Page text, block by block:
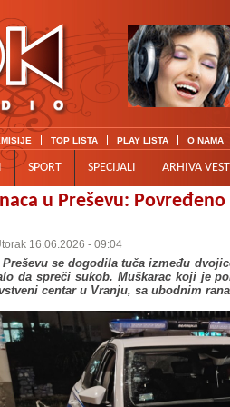
TOP LISTA PLAY LISTA O NAMA
SPORT SPECIJALI ARHIVA
u Preševu:
16.06.2026 - 09:04
se dogodila tuča između
da spreči sukob. Muškarac koji je
centar u Vranju, sa ubodnim